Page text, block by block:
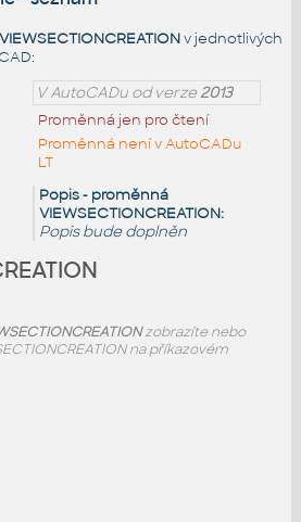
VIEWSECTIONCREATIONv jednotlivých
V AutoCADu od verze2013
Proměnná jen pro čtení
Proměnná není v AutoCADu
LT
Popis - proměnná
VIEWSECTIONCREATION:
Popis bude doplněn
zobrazíte nebo
na příkazovém